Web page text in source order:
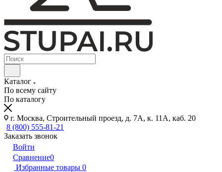
Каталог
По всему сайту
По каталогу
г. Москва, Строительный проезд, д. 7А, к. 11А, каб. 20
8 (800) 555-81-21
Заказать звонок
Войти
Сравнение0
Избранные товары 0